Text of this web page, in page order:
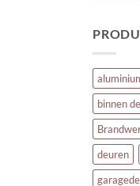
binnen
deuren